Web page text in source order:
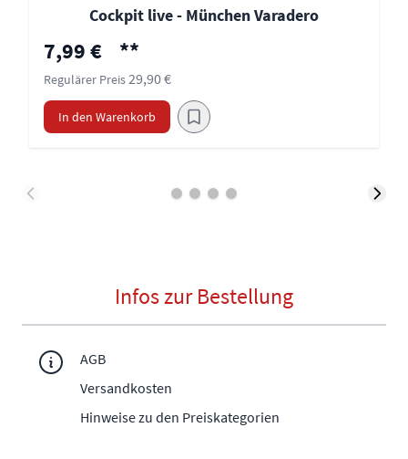
Cockpit live - München Varadero
Sonderpreis
7,99 € **
Regulärer Preis29,90 €
In den Warenkorb
Infos zur Bestellung
AGB
Versandkosten
Hinweise zu den Preiskategorien